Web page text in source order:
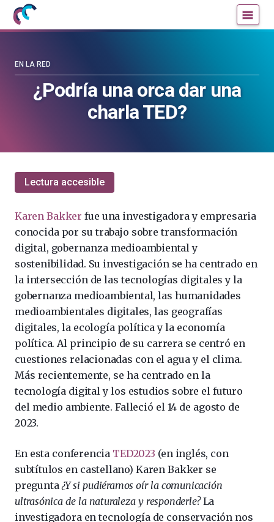
Mujeres
con
la
blog
la
¿Podría una orca dar una
charla TED?
EN LA RED
Lectura accesible
Karen Bakker fue una investigadora y empresaria
conocida por su trabajo sobre transformación
digital, gobernanza medioambiental y
sostenibilidad. Su investigación se ha centrado en
la intersección de las tecnologías digitales y la
gobernanza medioambiental, las humanidades
medioambientales digitales, las geografías
digitales, la ecología política y la economía
política. Al principio de su carrera se centró en
cuestiones relacionadas con el agua y el clima.
Más recientemente, se ha centrado en la
tecnología digital y los estudios sobre el futuro
del medio ambiente. Falleció el 14 de agosto de
2023.
En esta conferencia TED2023 (en inglés, con
subtítulos en castellano) Karen Bakker se
pregunta¿Y si pudiéramos oír la comunicación
ultrasónica de la naturaleza y responderle?La
investigadora en tecnología de conservación nos